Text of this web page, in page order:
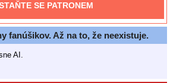
SE PATRONEM
fanúšikov. Až na to, že neexistuje.
AI.